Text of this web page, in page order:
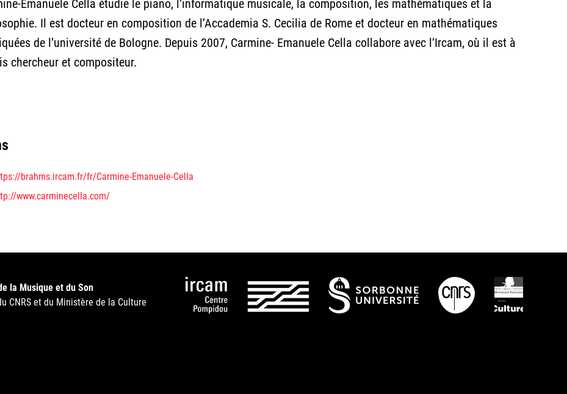
Emanuele Cella étudie le piano, l’informatique musicale, la composition, les mathématiques et la
Il est docteur en composition de l’Accademia S. Cecilia de Rome et docteur en mathématiques
de l’université de Bologne. Depuis 2007, Carmine- Emanuele Cella collabore avec l’Ircam, où il est à
chercheur et compositeur.
brahms.ircam.fr/fr/Carmine-Emanuele-Cella
www.carminecella.com/
la Musique et du Son
CNRS et du Ministère de la Culture